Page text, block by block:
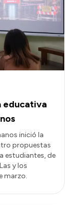
educativa
inició la
propuestas
estudiantes, de
y los
marzo.